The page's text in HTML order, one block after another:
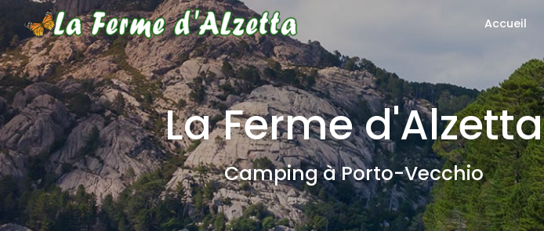
contenu
principal
Accueil
La Ferme d'Alzetta
Camping à Porto-Vecchio